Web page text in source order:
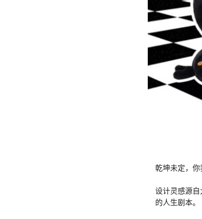
乾坤未定，
设计灵感源自
的人生剧本。